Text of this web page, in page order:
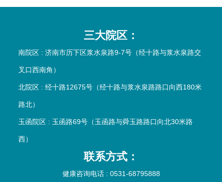
三大院区：
南院区 : 济南市历下区浆水泉路9-7号（经十路与浆水泉路交
叉口西南角）
北院区 : 经十路12675号（经十路与浆水泉路路口向西180米
路北）
玉函院区 : 玉函路69号（玉函路与舜玉路路口向北30米路
西）
联系方式：
健康咨询电话 : 0531-68795888